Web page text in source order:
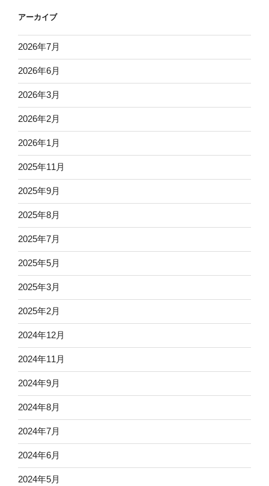
アーカイブ
2026年7月
2026年6月
2026年3月
2026年2月
2026年1月
2025年11月
2025年9月
2025年8月
2025年7月
2025年5月
2025年3月
2025年2月
2024年12月
2024年11月
2024年9月
2024年8月
2024年7月
2024年6月
2024年5月